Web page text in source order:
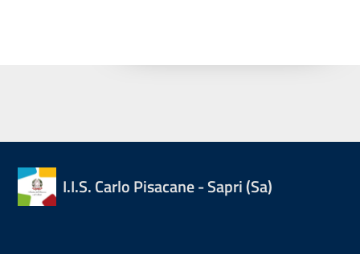
I.I.S. Carlo Pisacane - Sapri (Sa)